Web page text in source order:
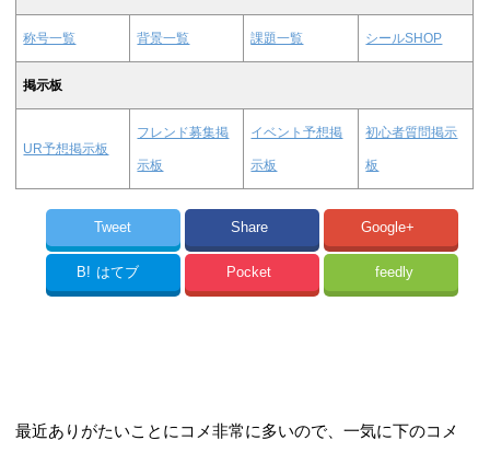
称号一覧 背景一覧 課題一覧 シールSHOP
掲示板
UR予想掲示板
フレンド募集掲
示板
イベント予想掲
示板
初心者質問掲示
板
Tweet Share Google+
B! はてブ Pocket feedly
最近ありがたいことにコメ非常に多いので、一気に下のコメ